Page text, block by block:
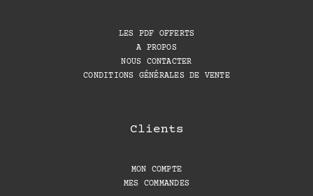
LES PDF OFFERTS
A PROPOS
NOUS CONTACTER
CONDITIONS GÉNÉRALES DE VENTE
Clients
MON COMPTE
MES COMMANDES